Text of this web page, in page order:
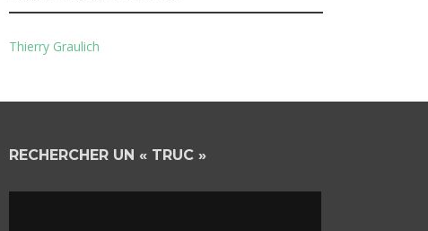
Thierry Graulich
RECHERCHER UN « TRUC »